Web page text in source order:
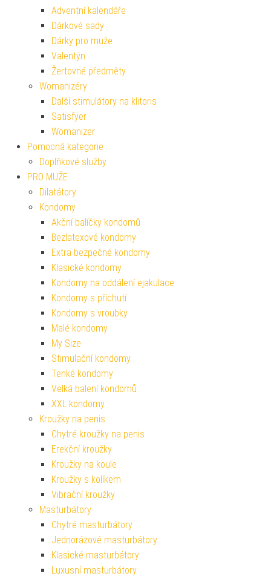
Adventní kalendáře
Dárkové sady
Dárky pro muže
Valentýn
Žertovné předměty
Womanizéry
Další stimulátory na klitoris
Satisfyer
Womanizer
Pomocná kategorie
Doplňkové služby
PRO MUŽE
Dilatátory
Kondomy
Akční balíčky kondomů
Bezlatexové kondomy
Extra bezpečné kondomy
Klasické kondomy
Kondomy na oddálení ejakulace
Kondomy s příchutí
Kondomy s vroubky
Malé kondomy
My Size
Stimulační kondomy
Tenké kondomy
Velká balení kondomů
XXL kondomy
Kroužky na penis
Chytré kroužky na penis
Erekční kroužky
Kroužky na koule
Kroužky s kolíkem
Vibrační kroužky
Masturbátory
Chytré masturbátory
Jednorázové masturbátory
Klasické masturbátory
Luxusní masturbátory